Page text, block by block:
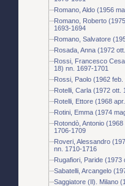
Romano, Aldo (1956
Romano, Roberto
1693-1694
Romano, Salvatore
Rosada, Anna (1972
Rossi, Francesco
18) nn. 1697-1701
Rossi, Paolo (1962
Rotelli, Carla (1972 ott.
Rotelli, Ettore (1968
Rotini, Emma (1974
Rotondò, Antonio
1706-1709
Roveri, Alessandro
nn. 1710-1716
Rugafiori, Paride (1973
Sabatelli, Arcangelo
Saggiatore (Il). Milano